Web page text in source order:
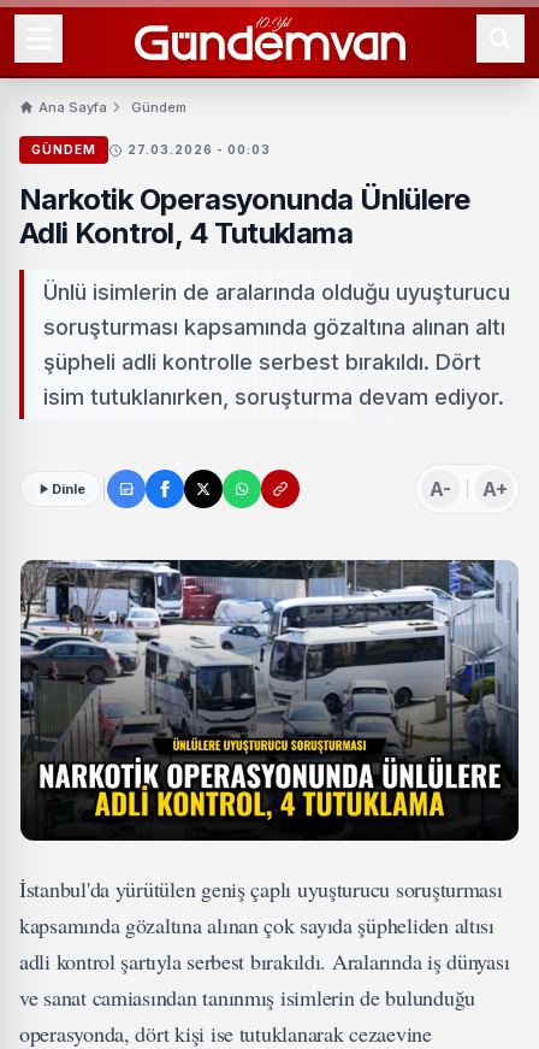
Ana Sayfa Gündem
GÜNDEM 27.03.2026 - 00:03
Narkotik Operasyonunda Ünlülere
Adli Kontrol, 4 Tutuklama
Ünlü isimlerin de aralarında olduğu uyuşturucu
soruşturması kapsamında gözaltına alınan altı
şüpheli adli kontrolle serbest bırakıldı. Dört
isim tutuklanırken, soruşturma devam ediyor.
Dinle A- A+
İstanbul'da yürütülen geniş çaplı uyuşturucu soruşturması
kapsamında gözaltına alınan çok sayıda şüpheliden altısı
adli kontrol şartıyla serbest bırakıldı. Aralarında iş dünyası
ve sanat camiasından tanınmış isimlerin de bulunduğu
operasyonda, dört kişi ise tutuklanarak cezaevine